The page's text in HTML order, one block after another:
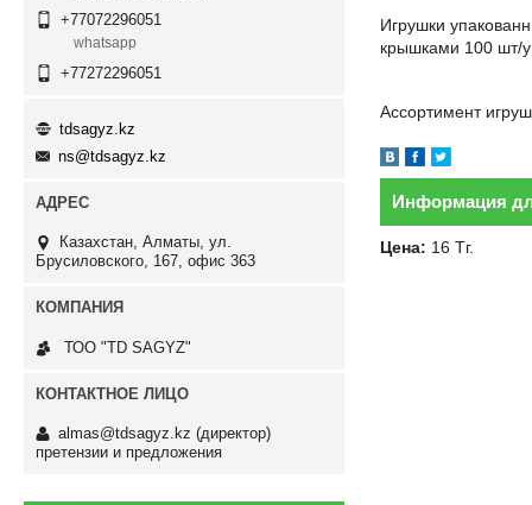
Игрушки
крышками 100 шт/
Ассортимент
Информация
Цена: 16 Тг.
+77072296051
whatsapp
+77272296051
tdsagyz.kz
ns@tdsagyz.kz
Казахстан Алматы ул.
Брусиловского, 167, офис 363
ТОО "TD SAGYZ"
almas@tdsagyz.kz (директор)
претензии и предложения